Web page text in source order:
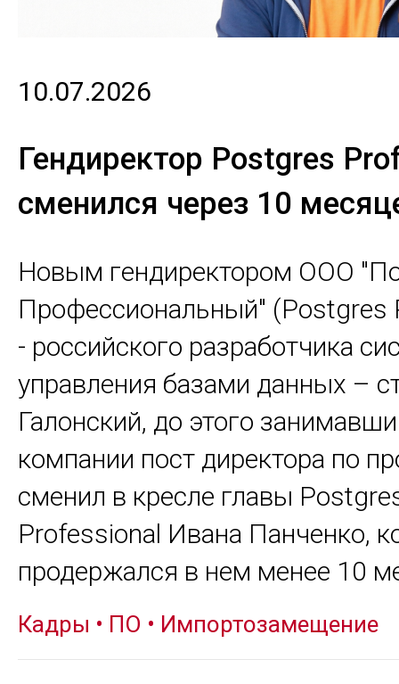
10.07.2026
Гендиректор Postgres
сменился через 10
Новым гендиректором ООО
Профессиональный" (Postgres
- российского разработчика
управления базами данных –
Галонский, до этого
компании пост директора по
сменил в кресле главы
Professional Ивана Панченко,
продержался в нем менее 10
Кадры • ПО • Импортозамещение